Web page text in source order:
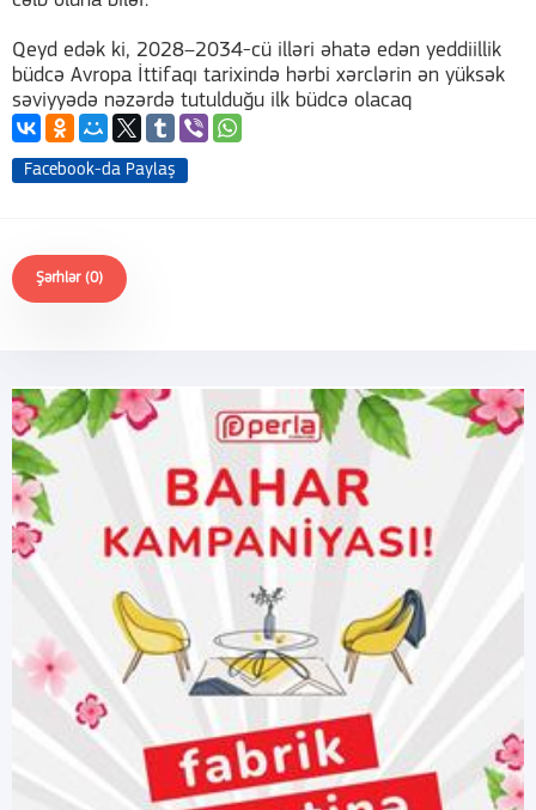
Qeyd edək ki, 2028–2034-cü illəri əhatə edən yeddiillik
büdcə Avropa İttifaqı tarixində hərbi xərclərin ən yüksək
səviyyədə nəzərdə tutulduğu ilk büdcə olacaq
Facebook-da Paylaş
Şərhlər (0)